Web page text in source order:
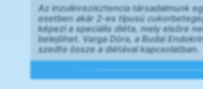
Az inzulinrezisztencia társadalmunk
esetben akár 2-es típusú
képezi a speciális diéta, mely elsőre
belejöhet. Varga Dóra, a Budai
szedte össze a diétával kapcsolatban.